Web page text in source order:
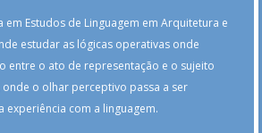
em Estudos de Linguagem em Arquitetura e
estudar as lógicas operativas onde
entre o ato de representação e o sujeito
o olhar perceptivo passa a ser
com a linguagem.